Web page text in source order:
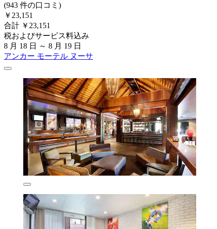
(943 件の口コミ)
￥23,151
合計 ￥23,151
税およびサービス料込み
8 月 18 日 ～ 8 月 19 日
アンカー モーテル ヌーサ